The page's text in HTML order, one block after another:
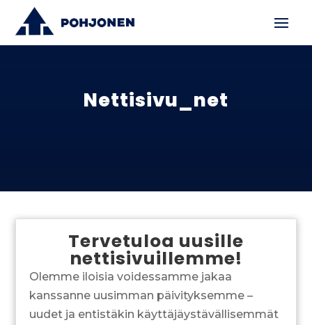
Nettisivu_net
Tervetuloa uusille
nettisivuillemme!
Olemme iloisia voidessamme jakaa
kanssanne uusimman päivityksemme –
uudet ja entistäkin käyttäjäystävällisemmät